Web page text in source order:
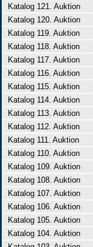
Katalog 121. Auktion
Katalog 120. Auktion
Katalog 119. Auktion
Katalog 118. Auktion
Katalog 117. Auktion
Katalog 116. Auktion
Katalog 115. Auktion
Katalog 114. Auktion
Katalog 113. Auktion
Katalog 112. Auktion
Katalog 111. Auktion
Katalog 110. Auktion
Katalog 109. Auktion
Katalog 108. Auktion
Katalog 107. Auktion
Katalog 106. Auktion
Katalog 105. Auktion
Katalog 104. Auktion